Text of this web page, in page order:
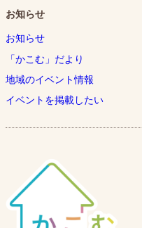
お知らせ
お知らせ
「かこむ」だより
地域のイベント情報
イベントを掲載したい